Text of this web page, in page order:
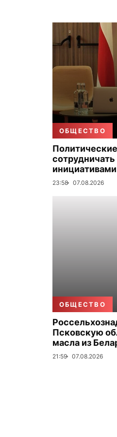
ОБЩЕСТВО
23:58 07.08.2026
ОБЩЕСТВО
Псковскую
масла из
21:59 07.08.2026